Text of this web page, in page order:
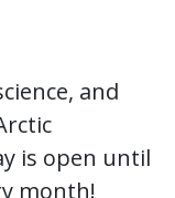
and
is open until
month!